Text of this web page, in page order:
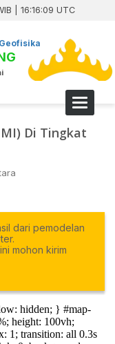
| 16:16:10 UTC
Toggle
Di Tingkat
dari pemodelan
mohon kirim